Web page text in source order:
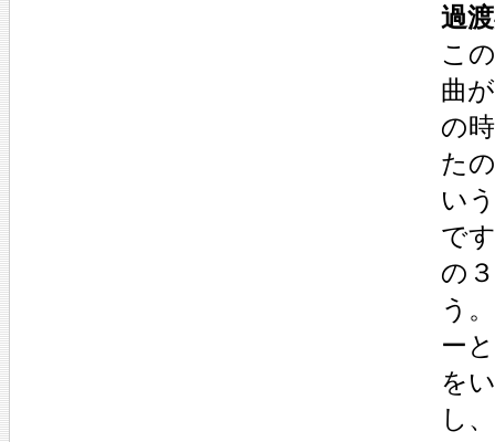
過
こ
曲
の
た
い
で
の
う
ー
を
し